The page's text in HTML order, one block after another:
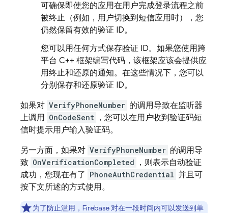
可确保即使您的应用在用户完成登录流程之前
被终止（例如，用户切换到短信应用时），您
仍然保留有效的验证 ID。
您可以用任何方式保存验证 ID。如果您使用跨
平台 C++ 框架编写代码，该框架应该会提供应
用终止和还原的通知。在这些情况下，您可以
分别保存和还原验证 ID。
如果对 VerifyPhoneNumber 的调用导致在监听器
上调用 OnCodeSent ，您可以在用户收到验证码短
信时提示用户输入验证码。
另一方面，如果对 VerifyPhoneNumber 的调用导
致 OnVerificationCompleted
，则表示自动验证
成功，您现在有了 PhoneAuthCredential 并且可
按下文所述的方式使用。
为了防止滥用，Firebase 对在一段时间内可以发送到单